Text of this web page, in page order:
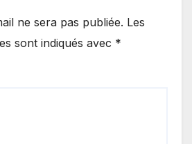
ne sera pas publiée. Les
sont indiqués avec *